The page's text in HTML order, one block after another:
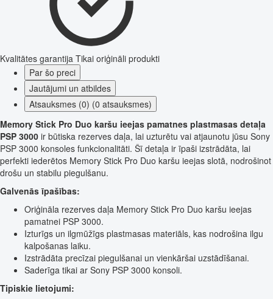
Kvalitātes garantija Tikai oriģināli produkti
Par šo preci
Jautājumi un atbildes
Atsauksmes (0) (0 atsauksmes)
Memory Stick Pro Duo karšu ieejas pamatnes plastmasas detaļa
PSP 3000 ir būtiska rezerves daļa, lai uzturētu vai atjaunotu jūsu Sony
PSP 3000 konsoles funkcionalitāti. Šī detaļa ir īpaši izstrādāta, lai
perfekti iederētos Memory Stick Pro Duo karšu ieejas slotā, nodrošinot
drošu un stabilu piegulšanu.
Galvenās īpašības:
Oriģināla rezerves daļa Memory Stick Pro Duo karšu ieejas
pamatnei PSP 3000.
Izturīgs un ilgmūžīgs plastmasas materiāls, kas nodrošina ilgu
kalpošanas laiku.
Izstrādāta precīzai piegulšanai un vienkāršai uzstādīšanai.
Saderīga tikai ar Sony PSP 3000 konsoli.
Tipiskie lietojumi: